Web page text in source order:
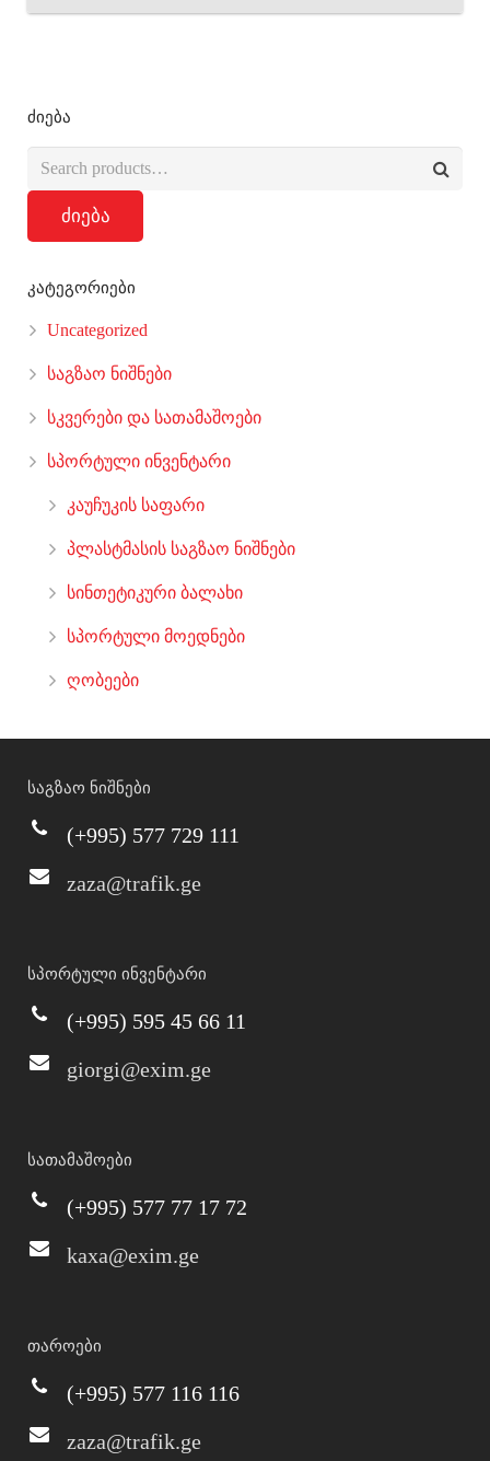
ძიება
ძიება
კატეგორიები
Uncategorized
საგზაო ნიშნები
სკვერები და სათამაშოები
სპორტული ინვენტარი
კაუჩუკის საფარი
პლასტმასის საგზაო ნიშნები
სინთეტიკური ბალახი
სპორტული მოედნები
ღობეები
საგზაო ნიშნები
(+995) 577 729 111
zaza@trafik.ge
სპორტული ინვენტარი
(+995) 595 45 66 11
giorgi@exim.ge
სათამაშოები
(+995) 577 77 17 72
kaxa@exim.ge
თაროები
(+995) 577 116 116
zaza@trafik.ge